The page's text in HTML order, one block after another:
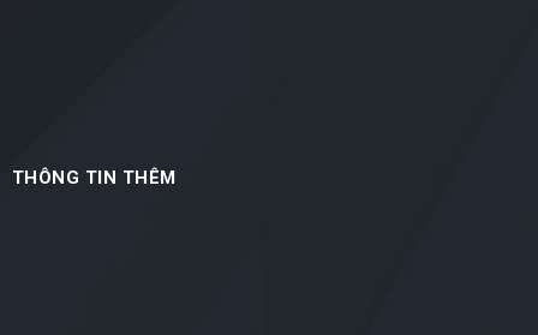
THÔNG TIN THÊM